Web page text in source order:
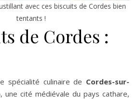
avec ces biscuits de Cordes bien
tentants !
de Cordes :
spécialité culinaire de Cordes-sur-
, une cité médiévale du pays cathare,